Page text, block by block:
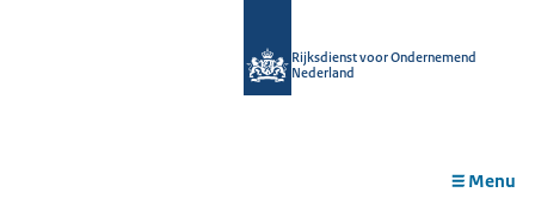
Rijksdienst voor Ondernemend
Nederland
Menu